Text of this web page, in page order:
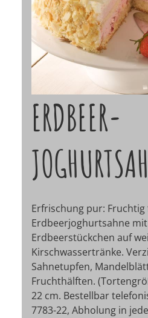
ERDBEER-
Erfrischung pur: Fruchtig
Erdbeerjoghurtsahne
Erdbeerstückchen auf
Kirschwassertränke.
Sahnetupfen,
Fruchthälften.
22 cm. Bestellbar
7783-22, Abholung in